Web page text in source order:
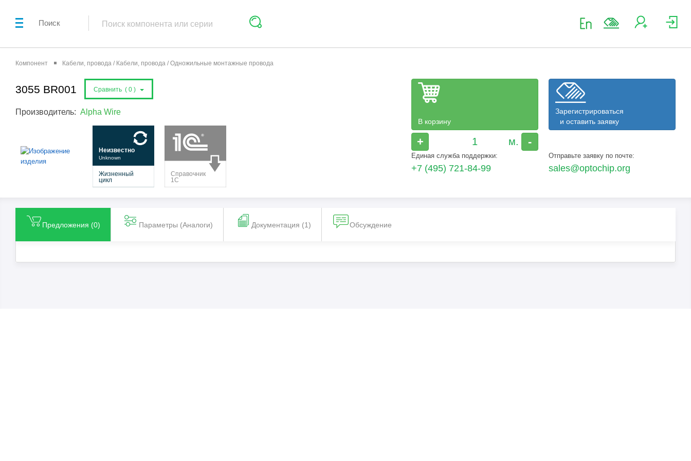
Поиск
Компонент Кабели, провода / Кабели, провода / Одножильные монтажные провода
3055 BR001 Сравнить ( 0 )
Производитель: Alpha Wire
В корзину
+ -
Зарегистрироваться
и оставить заявку
Единая служба поддержки:
+7 (495) 721-84-99
Отправьте заявку по почте:
sales@optochip.org
Предложения (0) Параметры (Aналоги) Документация (1) Обсуждение